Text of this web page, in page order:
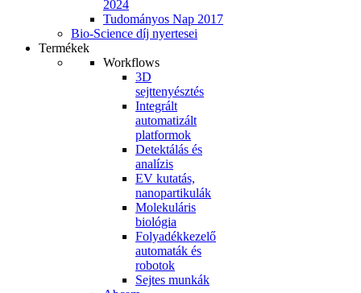
2024
Tudományos Nap 2017
Bio-Science díj nyertesei
Termékek
Workflows
3D
sejttenyésztés
Integrált
automatizált
platformok
Detektálás és
analízis
EV kutatás,
nanopartikulák
Molekuláris
biológia
Folyadékkezelő
automaták és
robotok
Sejtes munkák